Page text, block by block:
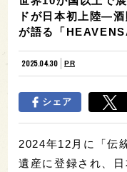
ドが日本初上陸—
が語る「
2025.04.30 PR
シェア
2024年12月に「伝
遺産に登録され、